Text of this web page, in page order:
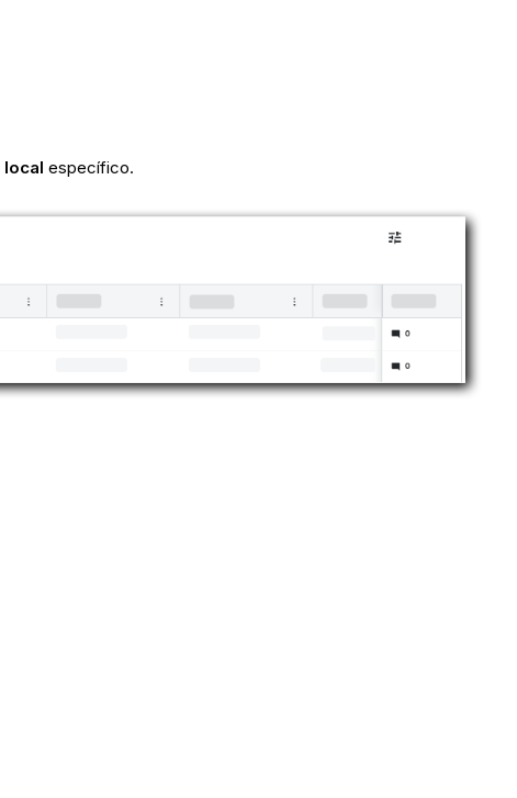
local específico.